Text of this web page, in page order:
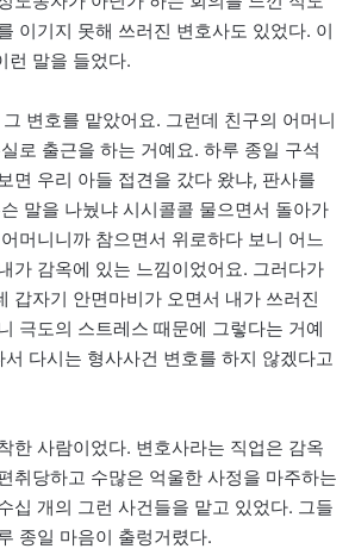
이기지 못해 쓰러진 변호사도 있었다. 이
런 말을 들었다.
변호를 맡았어요. 그런데 친구의 어머니
로 출근을 하는 거예요. 하루 종일 구석
면 우리 아들 접견을 갔다 왔냐, 판사를
말을 나눴냐 시시콜콜 물으면서 돌아가
머니니까 참으면서 위로하다 보니 어느
가 감옥에 있는 느낌이었어요. 그러다가
갑자기 안면마비가 오면서 내가 쓰러진
극도의 스트레스 때문에 그렇다는 거예
다시는 형사사건 변호를 하지 않겠다고
한 사람이었다. 변호사라는 직업은 감옥
취당하고 수많은 억울한 사정을 마주하는
십 개의 그런 사건들을 맡고 있었다. 그들
종일 마음이 출렁거렸다.